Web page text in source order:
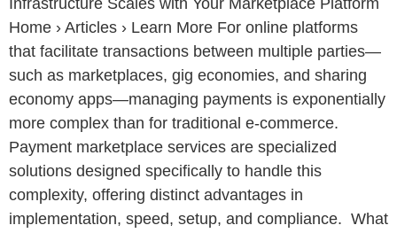
Infrastructure Scales with Your Marketplace Platform
Home › Articles › Learn More For online platforms
that facilitate transactions between multiple parties—
such as marketplaces, gig economies, and sharing
economy apps—managing payments is exponentially
more complex than for traditional e-commerce.
Payment marketplace services are specialized
solutions designed specifically to handle this
complexity, offering distinct advantages in
implementation, speed, setup, and compliance. What